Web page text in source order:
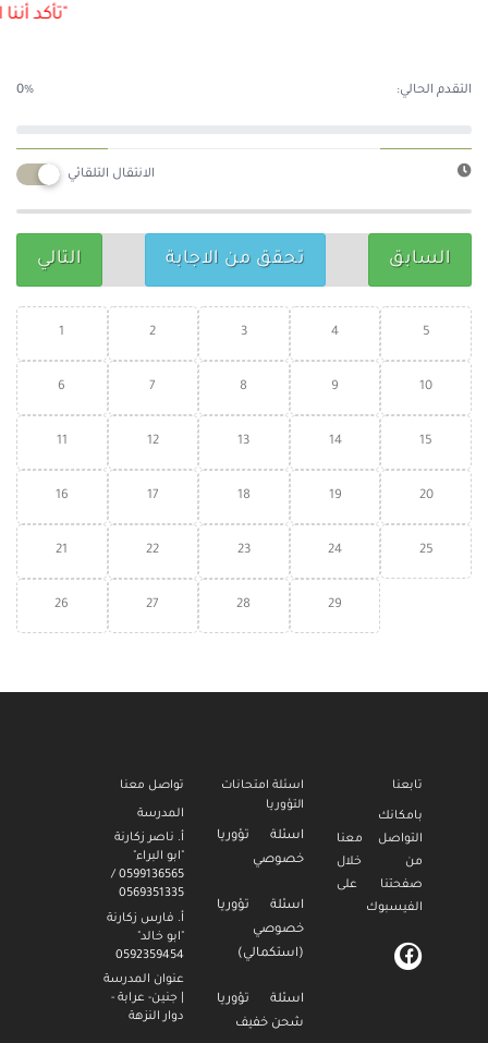
"تأكد
التقدم الحالي: 0%
الانتقال التلقائي
السابق تحقق من الاجابة التالي
1 2 3 4 5
6 7 8 9 10
11 12 13 14 15
16 17 18 19 20
21 22 23 24 25
26 27 28 29
تواصل معنا
المدرسة
أ. ناصر زكارنة
"ابو البراء"
0599136565 /
0569351335
أ. فارس زكارنة
"ابو خالد"
0592359454
عنوان المدرسة
| جنين- عرابة -
دوار النزهة
اسئلة امتحانات
التؤوريا
اسئلة تؤوريا
خصوصي
اسئلة تؤوريا
خصوصي
(استكمالي)
اسئلة تؤوريا
شحن خفيف
تابعنا
بامكانك
التواصل معنا
من خلال
صفحتنا على
الفيسبوك